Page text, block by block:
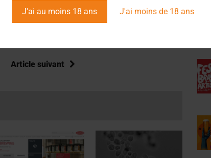
J'ai au moins 18 ans J'ai moins de 18 ans
l’info brassicole.
Article suivant